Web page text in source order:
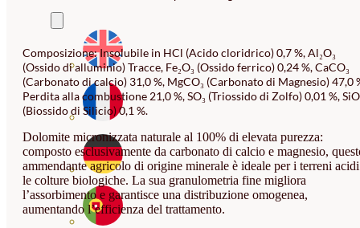
Composizione: Insolubile in HCl (Acido cloridrico) 0,7 %, Al₂O₃
(Ossido di alluminio) Tracce, Fe₂O₃ (Ossido ferrico) 0,24 %, CaCO₃
(Carbonato di calcio) 31,0 %, MgCO₃ (Carbonato di Magnesio) 47,0
Perdita alla combustione 21,0 %, SO₃ (Triossido di Zolfo) 0,01 %,
(Biossido di Silicio) 0,1 %.
Dolomite micronizzata naturale al 100% di elevata purezza:
composto esclusivamente da carbonato di calcio e magnesio,
ammendante agricolo di origine minerale è ideale per i terreni
le colture biologiche. La sua granulometria fine migliora
l’assorbimento e garantisce una distribuzione omogenea,
aumentando l’efficienza del trattamento.